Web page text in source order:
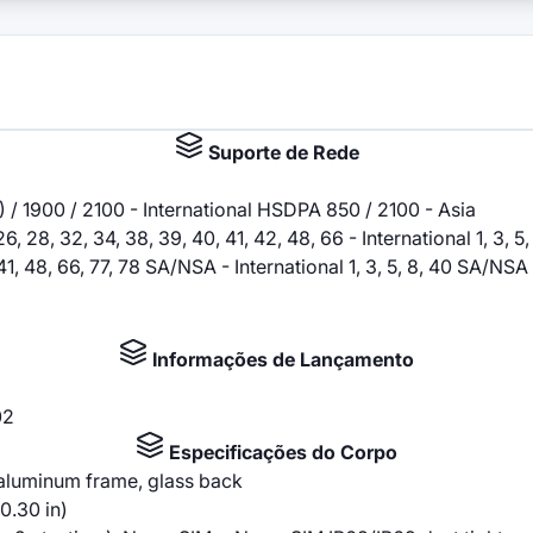
Suporte de Rede
1900 / 2100 - International HSDPA 850 / 2100 - Asia
26, 28, 32, 34, 38, 39, 40, 41, 42, 48, 66 - International 1, 3,
48, 66, 77, 78 SA/NSA - International 1, 3, 5, 8, 40 SA/
Informações de Lançamento
Especificações do Corpo
frame, glass back
in)